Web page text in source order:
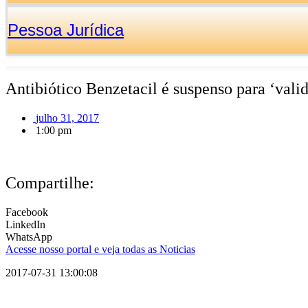
Pessoa Jurídica
Antibiótico Benzetacil é suspenso para
julho 31, 2017
1:00 pm
Compartilhe:
Facebook
LinkedIn
WhatsApp
Acesse nosso portal e veja todas as Noticias
2017-07-31 13:00:08